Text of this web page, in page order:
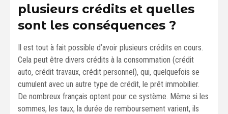
plusieurs crédits et quelles
sont les conséquences ?
Il est tout à fait possible d’avoir plusieurs crédits en cours.
Cela peut être divers crédits à la consommation (crédit
auto, crédit travaux, crédit personnel), qui, quelquefois se
cumulent avec un autre type de crédit, le prêt immobilier.
De nombreux français optent pour ce système. Même si les
sommes, les taux, la durée de remboursement varient, ils